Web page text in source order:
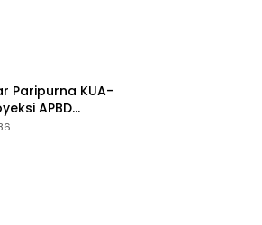
Paripurna KUA-
APBD
Triliun